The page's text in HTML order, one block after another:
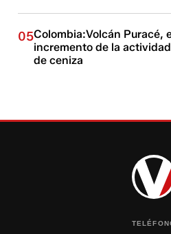
05Colombia:Volcán Puracé,
incremento de la
de ceniza